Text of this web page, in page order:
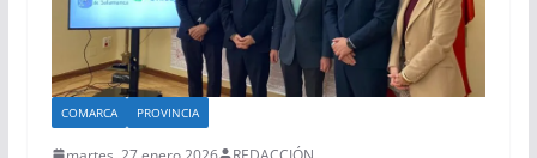
COMARCA PROVINCIA